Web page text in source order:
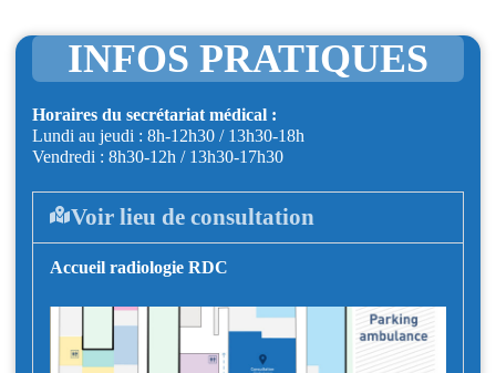
INFOS PRATIQUES
Horaires du secrétariat médical :
Lundi au jeudi : 8h-12h30 / 13h30-18h
Vendredi : 8h30-12h / 13h30-17h30
Voir lieu de consultation
Accueil radiologie RDC